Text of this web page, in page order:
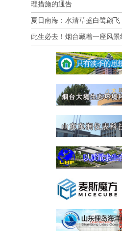
理措施的通告
夏日南海：水清草盛白鹭翩飞
此生必去！烟台藏着一座风